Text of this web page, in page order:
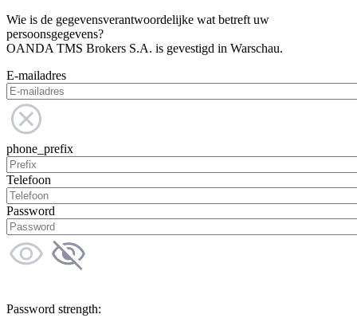
Wie is de gegevensverantwoordelijke wat betreft uw
persoonsgegevens?
OANDA TMS Brokers S.A. is gevestigd in Warschau.
E-mailadres
phone_prefix
Telefoon
Password
Password strength: